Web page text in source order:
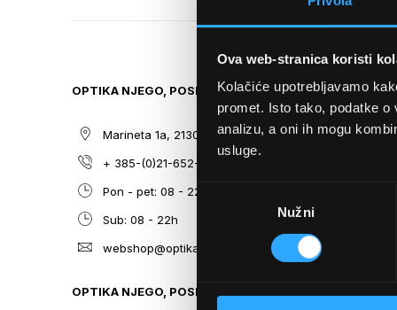
Ova web-stranica koristi
Kolačiće upotrebljavamo
promet. Isto tako, podatke
analizu, a oni ih mogu
usluge.
Odabir
Nužni
THE
THE
GALLERY
OPTIKA NJEGO, POSLOVNICA 1
Marineta 1a, 21300 Makarska
+ 385-(0)21-652-102
Pon - pet: 08 - 22h,
Sub: 08 - 22h
webshop@optikanjego.hr
OPTIKA NJEGO, POSLOVNICA 2
SITEMAP
O nama
Optika